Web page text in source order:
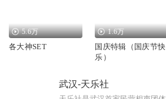
5.6万
各大神SET
1.6万
国庆特辑（国庆节快
乐）
武汉-天乐社